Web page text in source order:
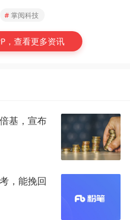
# 掌阅科技
，查看更多资讯
基，宣布
，能挽回